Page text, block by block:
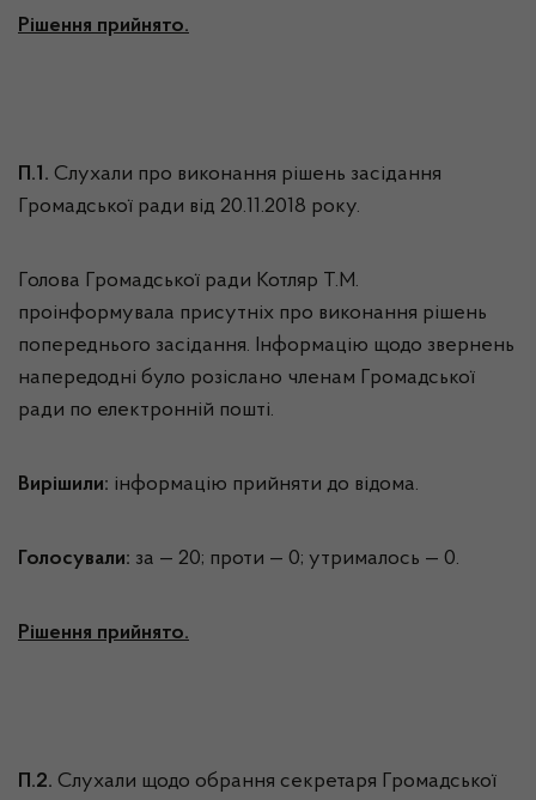
Рішення прийнято.
П.1. Слухали про виконання рішень засідання
Громадської ради від 20.11.2018 року.
Голова Громадської ради Котляр Т.М.
проінформувала присутніх про виконання рішень
попереднього засідання. Інформацію щодо звернень
напередодні було розіслано членам Громадської
ради по електронній пошті.
Вирішили: інформацію прийняти до відома.
Голосували: за — 20; проти — 0; утрималось — 0.
Рішення прийнято.
П.2. Слухали щодо обрання секретаря Громадської